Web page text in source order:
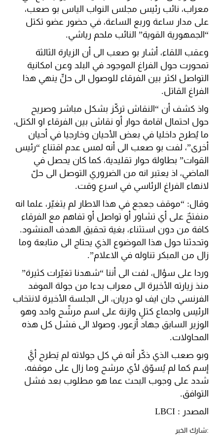
معراب، نائب رئيس مجلس النواب الياس بو صعب،
على مدار ساعة وربع الساعة، في حضور عضو تكتل
“الجمهورية القوية” النائب ملحم رياشي.
وعقب اللقاء، أشار بو صعب الى أن الزيارة الثالثة
تمحورت حول الفراغ الموجود في البلد وعن امكانية
التواصل اكثر بين الفرقاء للوصول الى حلٍّ ينهي هذا
الفراغ القاتل.
واذ كشف أن “النقاش تركّز بشكل مباشر وصريح
حول احتمال اقامة حوار أو نقاش بين الفرقاء او الكتل،
ما يُطرح داخليا في بعض الأحيان وخارجيا في أحيان
أخرى”، لفت بو صعب الى أنه لمس عدم اقتناع “رئيس
القوات” بطاولة حوار تقليدية، كما كان يحصل في
الماضي، اذ يعتبر انه من الضروري التوصل الى حلّ
لانهاء الفراغ الرئاسي في اسرع وقت.
وقال: “موقف جعجع في هذا الاطار لم يتغيّر، علما انه
منفتحٌ على أي تشاور أو تواصل أو تفاهم مع الفرقاء
كافة من دون استثناء، بغية تحقيق الهدف المنشود.
وتحدثنا حول هذا الموضوع الذي يحتاج الى متابعة وما
زال من المبكر تناوله في الاعلام”.
وردا على سؤال، لفت الى أننا “شهدنا تغيّرات كثيرة”
منذ زيارته الأخيرة الى معراب بدءا من جولة الموفد
الفرنسي جان ايف لو دريان، الى الجلسة الأخيرة لانتخاب
الرئيس واجماع كتلٍ وازنة على اسم مرشّح واحد وهو
الوزير السابق جهاد أزعور، وصولا الى فشل كل هذه
المحاولات.
وبو صعب الذي ذكّر أنه في كل جولاته لم يَطرح أيَّ
إسم كما لم يُسوّق لأي مرشح وما زال على موقفه،
شدد على وجوب البحث عما هو مطلوب بعد فشل
التوافق.
المصدر : LBCI
:شارك الخبر